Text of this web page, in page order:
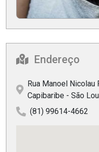
Endereço
Rua Manoel Nicolau
Capibaribe - São
(81) 99614-4662